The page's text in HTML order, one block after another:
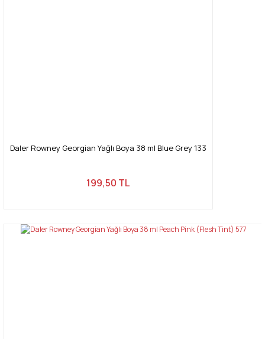
Daler Rowney Georgian Yağlı Boya 38 ml Blue Grey 133
199,50 TL